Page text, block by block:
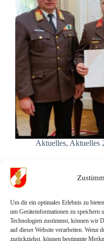
Um dir ein optimales Erlebnis zu
um Geräteinformationen zu speichern
Technologien zustimmst, können wir
auf dieser Website verarbeiten. Wenn
zurückziehst, können bestimmte
Aktuelles, Aktuelles
ausgezeichnet
Am Montag dem
Bau- Tech aus Koglhof
Betrieb 2025
Grazer Burg wurden
Unternehmen mit diesem
dieser Auszeichnung